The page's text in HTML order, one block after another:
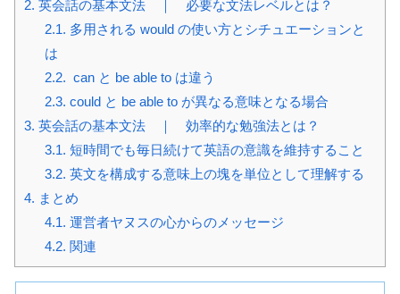
2. 英会話の基本文法 ｜ 必要な文法レベルとは？
2.1. 多用される would の使い方とシチュエーションと
は
2.2. can と be able to は違う
2.3. could と be able to が異なる意味となる場合
3. 英会話の基本文法 ｜ 効率的な勉強法とは？
3.1. 短時間でも毎日続けて英語の意識を維持すること
3.2. 英文を構成する意味上の塊を単位として理解する
4. まとめ
4.1. 運営者ヤヌスの心からのメッセージ
4.2. 関連